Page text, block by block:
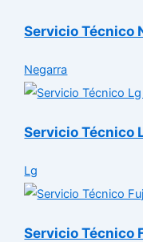
Servicio Técnico
Negarra
Servicio Técnico
Lg
Servicio Técnico